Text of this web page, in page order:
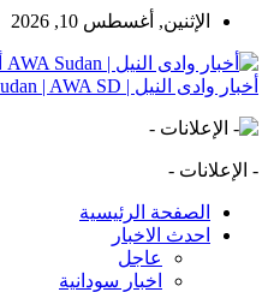
الإثنين, أغسطس 10, 2026
أخبار وادى النيل | AWA Sudan | AWA SD
- الإعلانات -
الصفحة الرئيسية
احدث الاخبار
عاجل
اخبار سودانية